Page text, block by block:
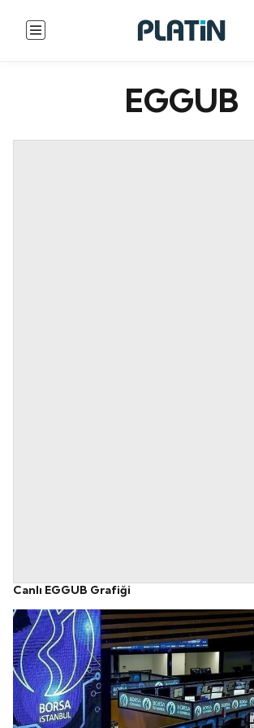
EGGUB
Canlı EGGUB Grafiği